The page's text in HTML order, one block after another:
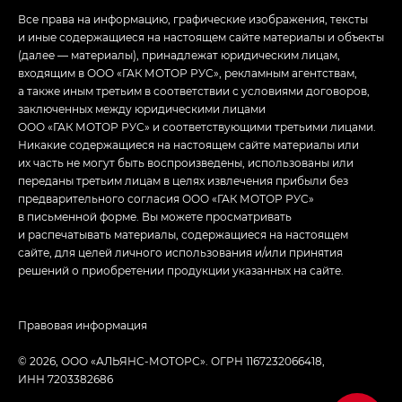
Все права на информацию, графические изображения, тексты
и иные содержащиеся на настоящем сайте материалы и объекты
(далее — материалы), принадлежат юридическим лицам,
входящим в ООО «ГАК МОТОР РУС», рекламным агентствам,
а также иным третьим в соответствии с условиями договоров,
заключенных между юридическими лицами
ООО «ГАК МОТОР РУС» и соответствующими третьими лицами.
Никакие содержащиеся на настоящем сайте материалы или
их часть не могут быть воспроизведены, использованы или
переданы третьим лицам в целях извлечения прибыли без
предварительного согласия ООО «ГАК МОТОР РУС»
в письменной форме. Вы можете просматривать
и распечатывать материалы, содержащиеся на настоящем
сайте, для целей личного использования и/или принятия
решений о приобретении продукции указанных на сайте.
© 2026, ООО «АЛЬЯНС-МОТОРС». ОГРН 1167232066418,
ИНН 7203382686
Правовая информация